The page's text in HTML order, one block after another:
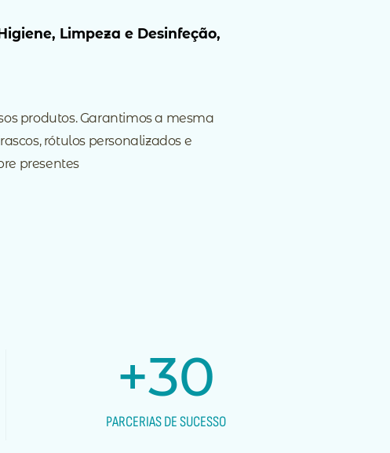
Limpeza e Desinfeção,
produtos. Garantimos a mesma
rótulos personalizados e
presentes
PARCERIAS DE SUCESSO
+30